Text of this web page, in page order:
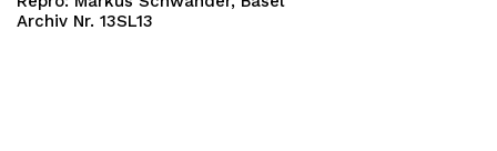
Archiv Nr. 13SL13